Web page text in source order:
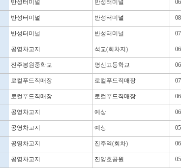
반성터미널 반성터미널
반성터미널 반성터미널
반성터미널 반성터미널
공영차고지 석교(회차지)
진주봉원중학교 명신고등학교
로컬푸드직매장 로컬푸드직매장
로컬푸드직매장 로컬푸드직매장
공영차고지 예상
공영차고지 예상
공영차고지 진주역(회차)
공영차고지 진양호공원